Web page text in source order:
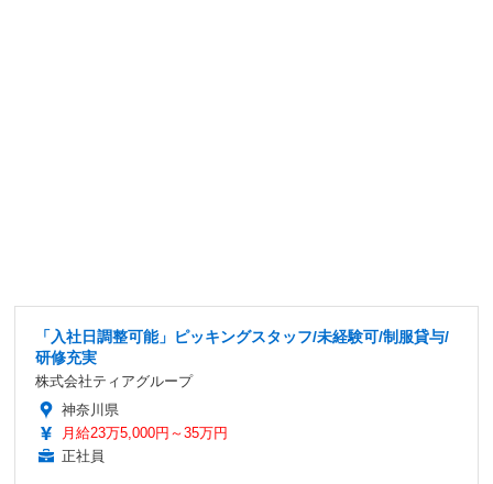
「入社日調整可能」ピッキングスタッフ/未経験可/制服貸与/
研修充実
株式会社ティアグループ
神奈川県
月給23万5,000円～35万円
正社員